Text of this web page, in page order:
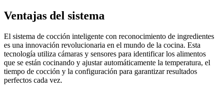
Ventajas del sistema
El sistema de cocción inteligente con reconocimiento de ingredientes
es una innovación revolucionaria en el mundo de la cocina. Esta
tecnología utiliza cámaras y sensores para identificar los alimentos
que se están cocinando y ajustar automáticamente la temperatura, el
tiempo de cocción y la configuración para garantizar resultados
perfectos cada vez.